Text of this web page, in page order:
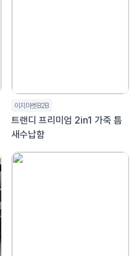
이지마켓B2B
트랜디 프리미엄 2in1 가죽 틈
새수납함